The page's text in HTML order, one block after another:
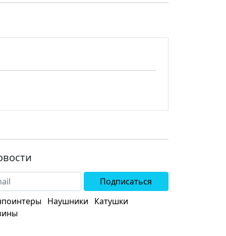
Подписаться
Наушники
Катушки